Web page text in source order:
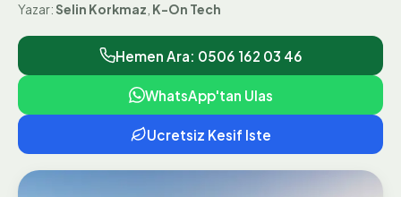
Yazar:Selin Korkmaz K-On Tech
Hemen Ara: 0506 162 03 46
WhatsApp'tan Ulas
Ucretsiz Kesif Iste